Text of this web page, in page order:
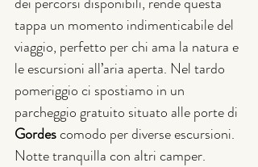
tappa un momento indimenticabile del
viaggio, perfetto per chi ama la natura e
le escursioni all’aria aperta. Nel tardo
pomeriggio ci spostiamo in un
parcheggio gratuito situato alle porte di
Gordes comodo per diverse escursioni.
Notte tranquilla con altri camper.